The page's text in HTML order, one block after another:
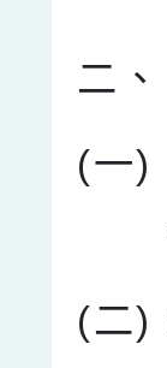
二、
(一)
(二)